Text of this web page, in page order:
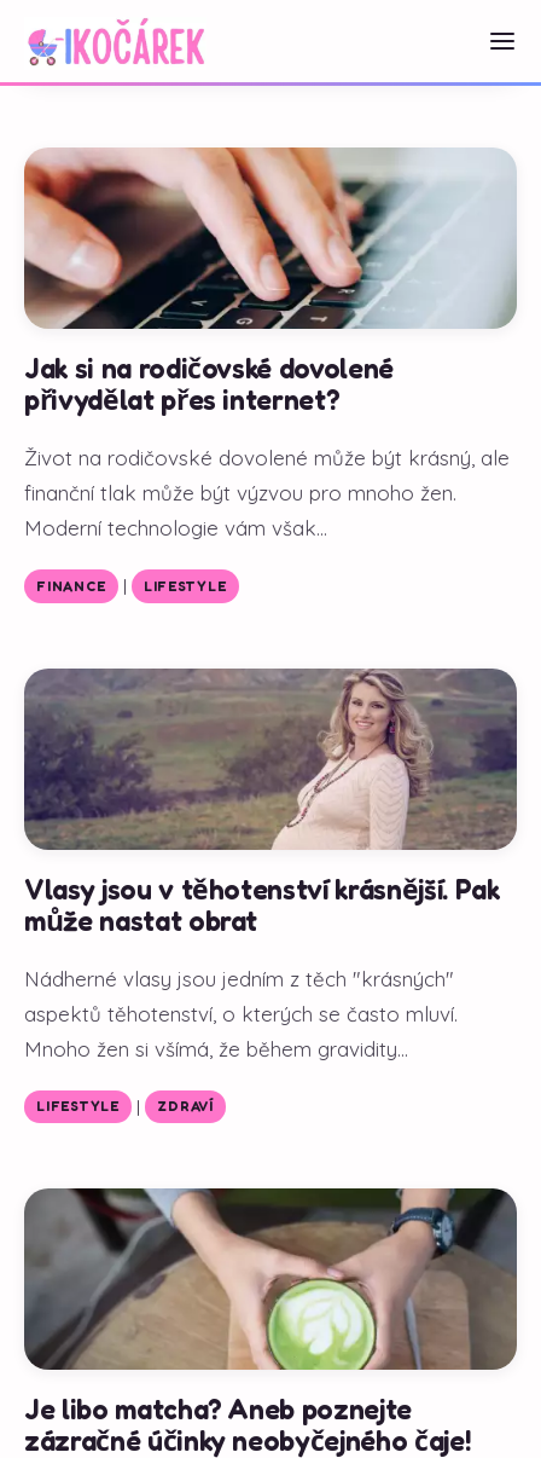
Jak si na rodičovské dovolené
přivydělat přes internet?
Život na rodičovské dovolené může být krásný, ale
finanční tlak může být výzvou pro mnoho žen.
Moderní technologie vám však...
FINANCE | LIFESTYLE
Vlasy jsou v těhotenství krásnější. Pak
může nastat obrat
Nádherné vlasy jsou jedním z těch "krásných"
aspektů těhotenství, o kterých se často mluví.
Mnoho žen si všímá, že během gravidity...
LIFESTYLE | ZDRAVÍ
Je libo matcha? Aneb poznejte
zázračné účinky neobyčejného čaje!